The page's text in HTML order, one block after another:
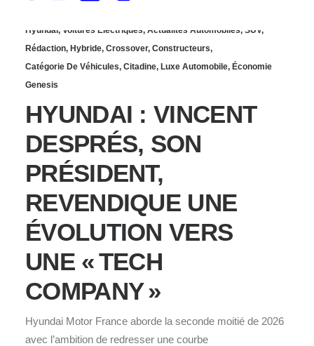
Hyundai, Voitures Électriques, Actualités Automobiles, SUV,
Rédaction, Hybride, Crossover, Constructeurs,
Catégorie De Véhicules, Citadine, Luxe Automobile, Économie
Genesis
HYUNDAI : VINCENT
DESPRÉS, SON
PRÉSIDENT,
REVENDIQUE UNE
ÉVOLUTION VERS
UNE « TECH
COMPANY »
Hyundai Motor France aborde la seconde moitié de 2026
avec l’ambition de redresser une courbe